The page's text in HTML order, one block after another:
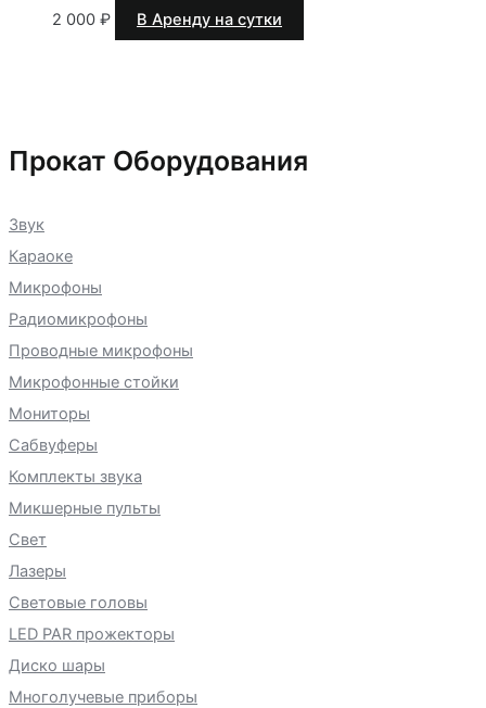
Прокат Оборудования
Звук
Караоке
Микрофоны
Радиомикрофоны
Проводные микрофоны
Микрофонные стойки
Мониторы
Сабвуферы
Комплекты звука
Микшерные пульты
Свет
Лазеры
Световые головы
LED PAR прожекторы
Диско шары
Многолучевые приборы
2 000 ₽ В Аренду на сутки